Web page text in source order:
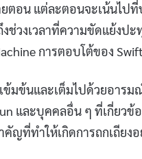
ตอน แต่ละตอนจะเน้นไป
งช่วงเวลาที่ความขัดแย้ง
การตอบโต้ของ
ข้มข้นและเต็มไปด้วยอาร
และบุคคลอื่น ๆ ที่เกี่ยวข้
ญที่ทำให้เกิดการถกเถียงอ